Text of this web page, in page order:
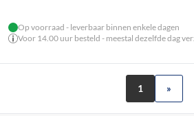
Op voorraad - leverbaar binnen enkele dagen
Voor 14.00 uur besteld - meestal dezelfde dag
1 »